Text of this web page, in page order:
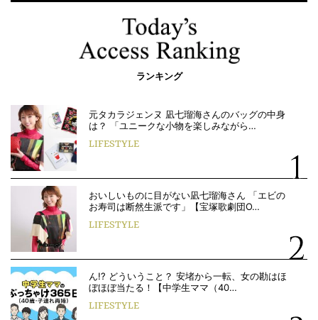
ランキング
元タカラジェンヌ 凪七瑠海さんのバッグの中身
は？ 「ユニークな小物を楽しみながら…
LIFESTYLE
おいしいものに目がない凪七瑠海さん 「エビの
お寿司は断然生派です」【宝塚歌劇団O…
LIFESTYLE
ん!? どういうこと？ 安堵から一転、女の勘はほ
ぼほぼ当たる！【中学生ママ（40…
LIFESTYLE